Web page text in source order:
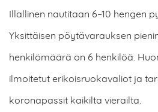
Illallinen nautitaan 6–10 hengen
Yksittäisen pöytävarauksen
henkilömäärä on 6 henkilöä.
ilmoitetut erikoisruokavaliot ja
koronapassit kaikilta vierailta.